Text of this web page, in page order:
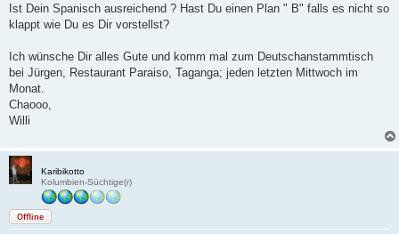
Ist Dein Spanisch ausreichend ? Hast Du einen Plan " B" falls es nicht so
klappt wie Du es Dir vorstellst?
Ich wünsche Dir alles Gute und komm mal zum Deutschanstammtisch
bei Jürgen, Restaurant Paraiso, Taganga; jeden letzten Mittwoch im
Monat.
Chaooo,
Willi
Karibikotto
Kolumbien-Süchtige(r)
Offline